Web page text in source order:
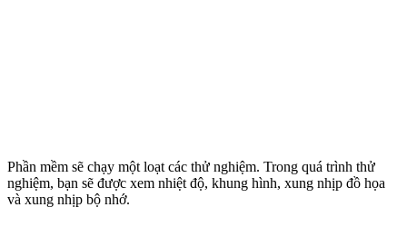
Phần mềm sẽ chạy một loạt các thử nghiệm. Trong quá trình thử
nghiệm, bạn sẽ được xem nhiệt độ, khung hình, xung nhịp đồ họa
và xung nhịp bộ nhớ.